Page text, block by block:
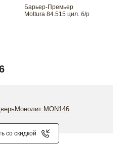
Барьер-Премьер
Mottura 84.515 цил. б/р
со скидкой